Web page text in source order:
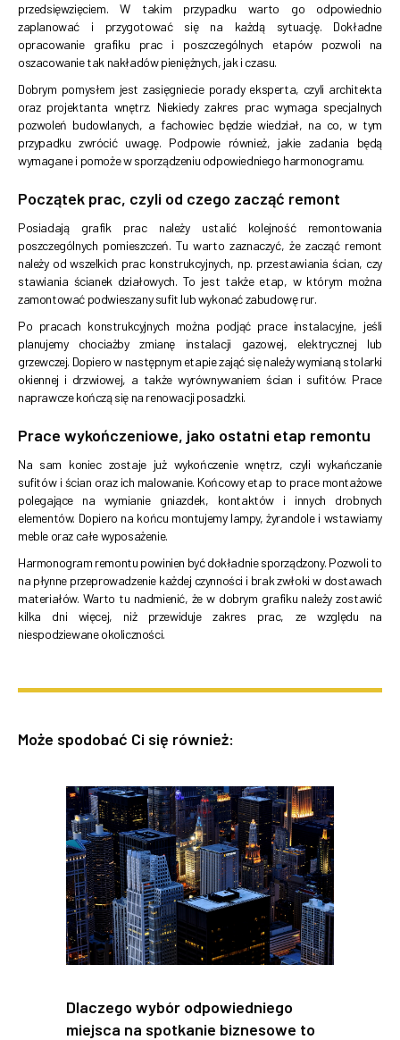
przedsięwzięciem. W takim przypadku warto go odpowiednio
zaplanować i przygotować się na każdą sytuację. Dokładne
opracowanie grafiku prac i poszczególnych etapów pozwoli na
oszacowanie tak nakładów pieniężnych, jak i czasu.
Dobrym pomysłem jest zasięgniecie porady eksperta, czyli architekta
oraz projektanta wnętrz. Niekiedy zakres prac wymaga specjalnych
pozwoleń budowlanych, a fachowiec będzie wiedział, na co, w tym
przypadku zwrócić uwagę. Podpowie również, jakie zadania będą
wymagane i pomoże w sporządzeniu odpowiedniego harmonogramu.
Początek prac, czyli od czego zacząć remont
Posiadają grafik prac należy ustalić kolejność remontowania
poszczególnych pomieszczeń. Tu warto zaznaczyć, że zacząć remont
należy od wszelkich prac konstrukcyjnych, np. przestawiania ścian, czy
stawiania ścianek działowych. To jest także etap, w którym można
zamontować podwieszany sufit lub wykonać zabudowę rur.
Po pracach konstrukcyjnych można podjąć prace instalacyjne, jeśli
planujemy chociażby zmianę instalacji gazowej, elektrycznej lub
grzewczej. Dopiero w następnym etapie zająć się należy wymianą stolarki
okiennej i drzwiowej, a także wyrównywaniem ścian i sufitów. Prace
naprawcze kończą się na renowacji posadzki.
Prace wykończeniowe, jako ostatni etap remontu
Na sam koniec zostaje już wykończenie wnętrz, czyli wykańczanie
sufitów i ścian oraz ich malowanie. Końcowy etap to prace montażowe
polegające na wymianie gniazdek, kontaktów i innych drobnych
elementów. Dopiero na końcu montujemy lampy, żyrandole i wstawiamy
meble oraz całe wyposażenie.
Harmonogram remontu powinien być dokładnie sporządzony. Pozwoli to
na płynne przeprowadzenie każdej czynności i brak zwłoki w dostawach
materiałów. Warto tu nadmienić, że w dobrym grafiku należy zostawić
kilka dni więcej, niż przewiduje zakres prac, ze względu na
niespodziewane okoliczności.
Może spodobać Ci się również:
Dlaczego wybór odpowiedniego
miejsca na spotkanie biznesowe to